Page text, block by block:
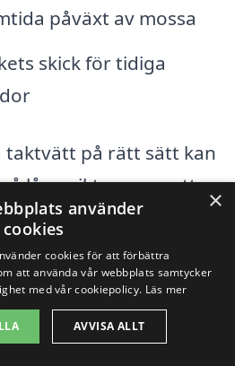
påväxt av mossa
skick för tidiga
på rätt sätt kan
lång sikt genom att
reparationer. Med
kan du enkelt
från lokala experter,
det som passar dig
att kolla omdömen
×
använder
cookies
cookies för att förbättra
att använda vår webbplats samtycker
med vår cookiepolicy. Läs mer
AVVISA ALLT